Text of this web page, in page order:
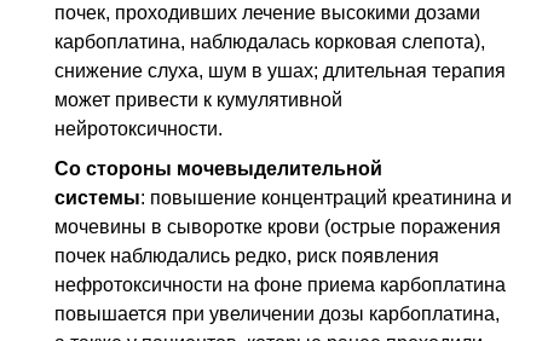
почек, проходивших лечение высокими дозами
карбоплатина, наблюдалась корковая слепота),
снижение слуха, шум в ушах; длительная терапия
может привести к кумулятивной
нейротоксичности.
Со стороны мочевыделительной
системы: повышение концентраций креатинина и
мочевины в сыворотке крови (острые поражения
почек наблюдались редко, риск появления
нефротоксичности на фоне приема карбоплатина
повышается при увеличении дозы карбоплатина,